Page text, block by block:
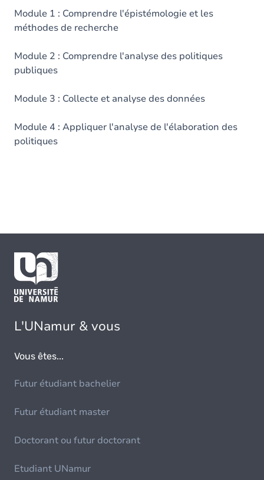
Module 1 : Comprendre l'épistémologie et les
méthodes de recherche
Module 2 : Comprendre l'analyse des politiques
publiques
Module 3 : Collecte et analyse des données
Module 4 : Appliquer l'analyse de l'élaboration des
politiques
L'UNamur & vous
Vous êtes...
Futur étudiant bachelier
Futur étudiant master
Doctorant ou futur doctorant
Etudiant UNamur